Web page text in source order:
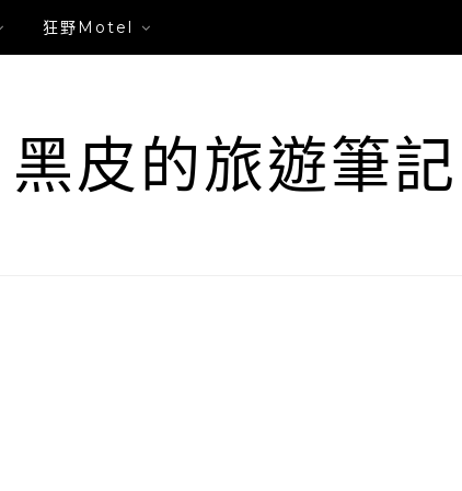
狂野Motel
黑皮的旅遊筆記